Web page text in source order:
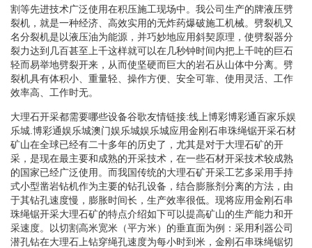
割等先进技术广泛使用在积压施工现场中。我公司生产的牌液压劈
裂机，就是一种经济、高效实用的无炸药爆破施工机械。劈裂机又
名分裂机是以液压油为能源，并巧妙地应用斜契原理，使劈裂器分
裂力达到几百甚至上千这样就可以在几秒钟时间内把上千吨的巨石
轻而易举地劈裂开来，从而使坚硬而巨大的岩石从山体中分离。劈
裂机具有体积小、重量轻、操作方便、安全可靠、使用灵活、工作
效率高、工作时无。
大理石开采都需要哪些设备谷歌友情链接:线上博彩博彩通百家乐娱
乐城.博彩通娱乐城澳门娱乐城娱乐城应用金刚石串珠绳锯开采石材
矿山在全球已经有二十多年的历史了，尤其是对于大理石矿的开
采，是现在最主要和成熟的开采技术，在一些石材开采技术较成熟
的国家已经广泛使用。而我国传统的大理石矿开采工艺多采用手持
式小型凿岩钻机作为主要的钻孔设备，结合膨胀剂分离的方法，由
于其钻孔速度慢，膨胀时间长，生产效率很低。现将应用金刚石串
珠绳锯开采大理石矿的特点介绍如下可以提高矿山的生产能力和开
采速度。以切割高米宽米（平方米）的垂直面为例：采用利器公司
潜孔钻在大理石上钻穿绳孔速度为每小时到米，金刚石串珠绳锯切